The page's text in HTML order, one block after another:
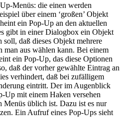
Menüs: die einen werden
über einem ‘großen’ Objekt
ein Pop-Up an den aktuellen
gibt in einer Dialogbox ein Objekt
soll, daß dieses Objekt mehrere
man aus wählen kann. Bei einem
ein Pop-Up, das diese Optionen
daß der vorher gewählte Eintrag an
verhindert, daß bei zufälligem
eintritt. Der im Augenblick
Up mit einem Haken versehen
Menüs üblich ist. Dazu ist es nur
Ein Aufruf eines Pop-Ups sieht